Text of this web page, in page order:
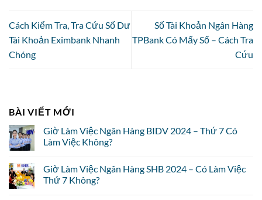
Cách Kiểm Tra, Tra Cứu Số Dư
Tài Khoản Eximbank Nhanh
Chóng
Số Tài Khoản Ngân Hàng
TPBank Có Mấy Số – Cách Tra
Cứu
BÀI VIẾT MỚI
Giờ Làm Việc Ngân Hàng BIDV 2024 – Thứ 7 Có
Làm Việc Không?
Giờ Làm Việc Ngân Hàng SHB 2024 – Có Làm Việc
Thứ 7 Không?